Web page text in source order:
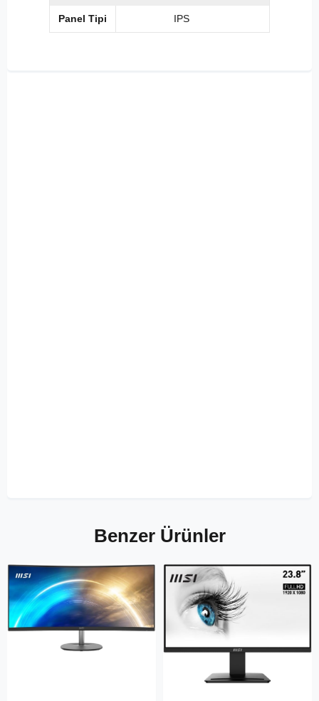
Panel Tipi IPS
Benzer Ürünler